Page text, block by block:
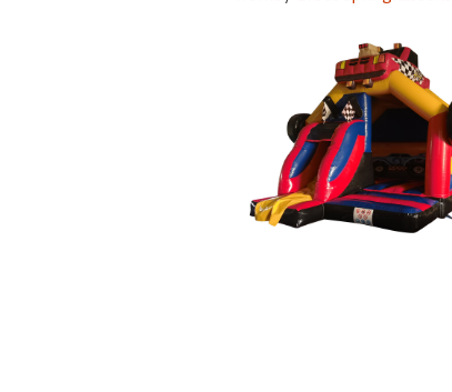
Feestartikelen
Kleine springkussens
Stormbanen
Opblaasfiguren
Fun food